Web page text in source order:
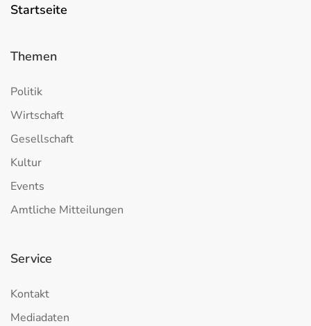
Startseite
Themen
Politik
Wirtschaft
Gesellschaft
Kultur
Events
Amtliche Mitteilungen
Service
Kontakt
Mediadaten